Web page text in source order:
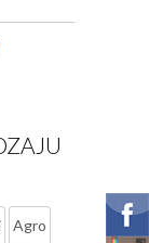
Agro